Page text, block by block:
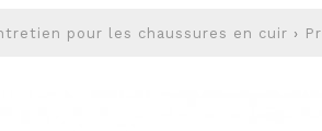
pour les chaussures en cuir ›